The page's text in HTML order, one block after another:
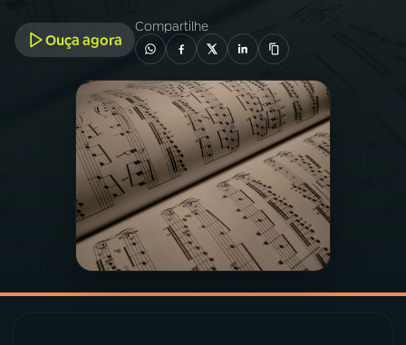
PROGRAMAS
PODCASTS
VIDEOCASTS
Ouça agora
Compartilhe